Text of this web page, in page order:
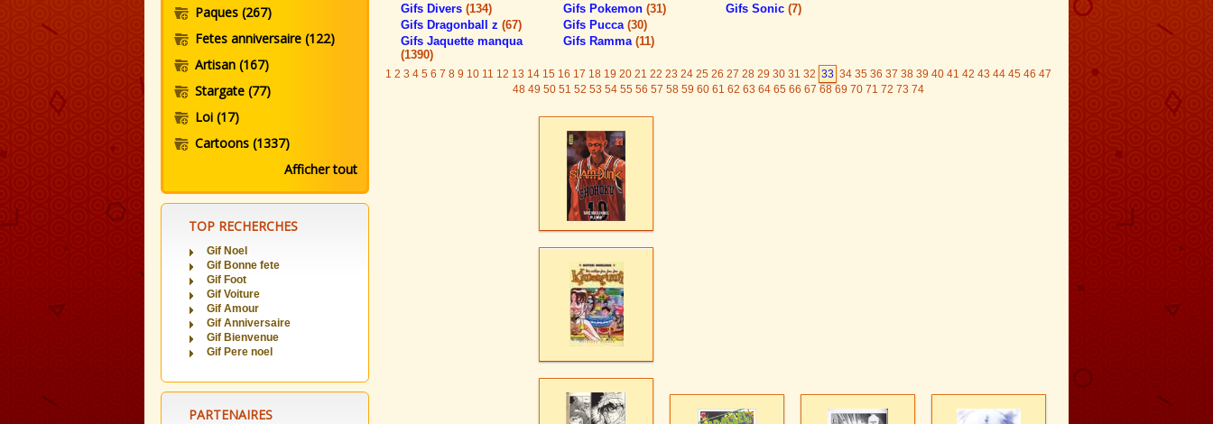
Paques (267)
Fetes anniversaire (122)
Artisan (167)
Stargate (77)
Loi (17)
Cartoons (1337)
Afficher tout
TOP RECHERCHES
Gif Noel
Gif Bonne fete
Gif Foot
Gif Voiture
Gif Amour
Gif Anniversaire
Gif Bienvenue
Gif Pere noel
PARTENAIRES
Gifs Divers (134)
Gifs Dragonball z (67)
Gifs Jaquette manqua
(1390)
Gifs Pokemon (31)
Gifs Pucca (30)
Gifs Ramma (11)
Gifs Sonic (7)
1 2 3 4 5 6 7 8 9 10 11 12 13 14 15 16 17 18 19 20 21 22 23 24 25 26 27 28 29 30 31 32 33 34 35 36 37 38 39 40 41 42 43 44 45 46 47
48 49 50 51 52 53 54 55 56 57 58 59 60 61 62 63 64 65 66 67 68 69 70 71 72 73 74